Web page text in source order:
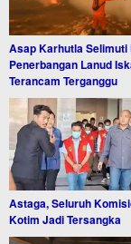
Asap Karhutla Selimuti
Penerbangan Lanud
Terancam Terganggu
Astaga, Seluruh
Kotim Jadi Tersangka